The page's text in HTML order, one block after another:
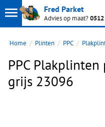
Toon
hoofdmenu
Fred Parket
Advies op maat?
Home Plinten PPC
PPC
grijs 23096